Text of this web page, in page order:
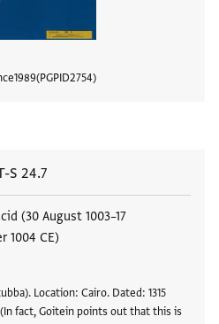
1989 PGPID2754
S 24.7
(30 August 1003–17
1004 CE)
Location: Cairo. Dated: 1315
fact, Goitein points out that this is